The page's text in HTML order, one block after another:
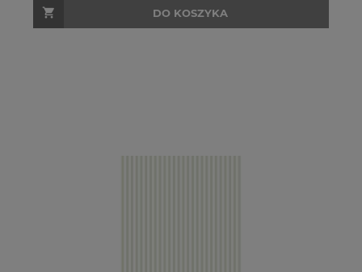
DO KOSZYKA